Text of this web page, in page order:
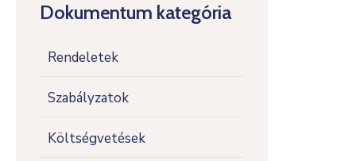
Dokumentum kategória
Rendeletek
Szabályzatok
Költségvetések